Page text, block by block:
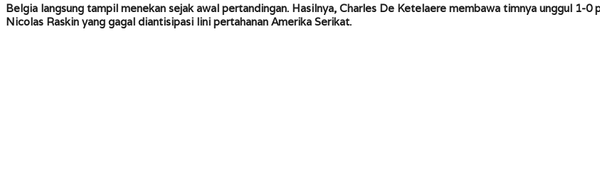
Belgia langsung tampil menekan sejak awal pertandingan. Hasilnya, Charles De Ketelaere membawa timnya unggul 1-
Nicolas Raskin yang gagal diantisipasi lini pertahanan Amerika Serikat.